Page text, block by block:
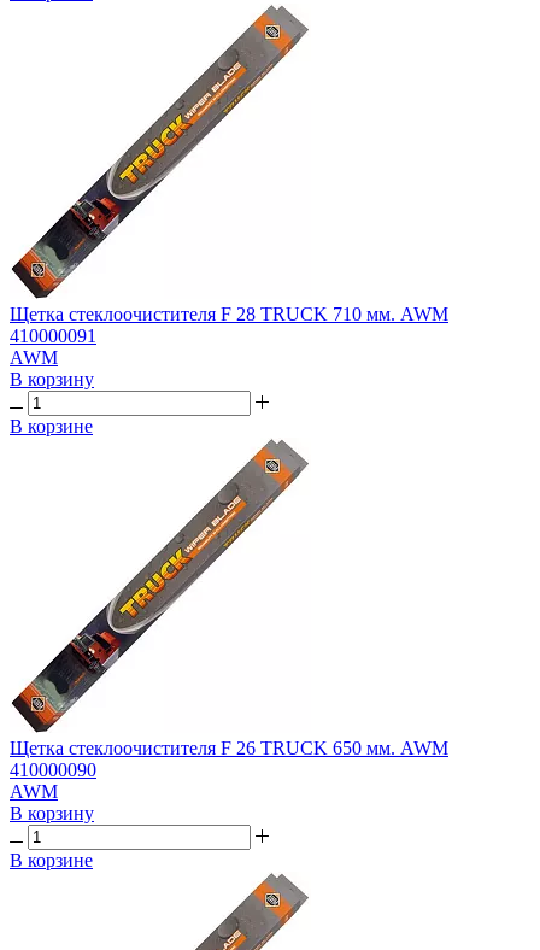
Щетка стеклоочистителя F 28 TRUCK 710 мм. AWM
410000091
AWM
В корзину
В корзине
Щетка стеклоочистителя F 26 TRUCK 650 мм. AWM
410000090
AWM
В корзину
В корзине